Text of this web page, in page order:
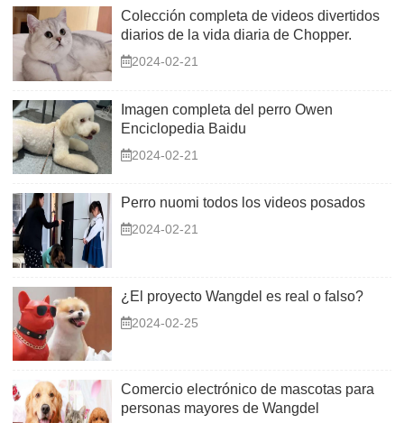
Colección completa de videos divertidos
diarios de la vida diaria de Chopper.
2024-02-21
Imagen completa del perro Owen
Enciclopedia Baidu
2024-02-21
Perro nuomi todos los videos posados
2024-02-21
¿El proyecto Wangdel es real o falso?
2024-02-25
Comercio electrónico de mascotas para
personas mayores de Wangdel